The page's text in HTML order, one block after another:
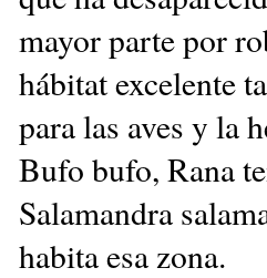
mayor parte por
hábitat excelente
para las aves y la
Bufo bufo, Rana
Salamandra
habita esa zona.